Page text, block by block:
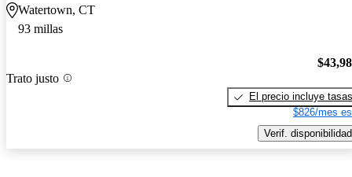
Watertown, CT
93 millas
Trato justo
El precio incluye tasas
$826/mes
Verif. disponibilidad